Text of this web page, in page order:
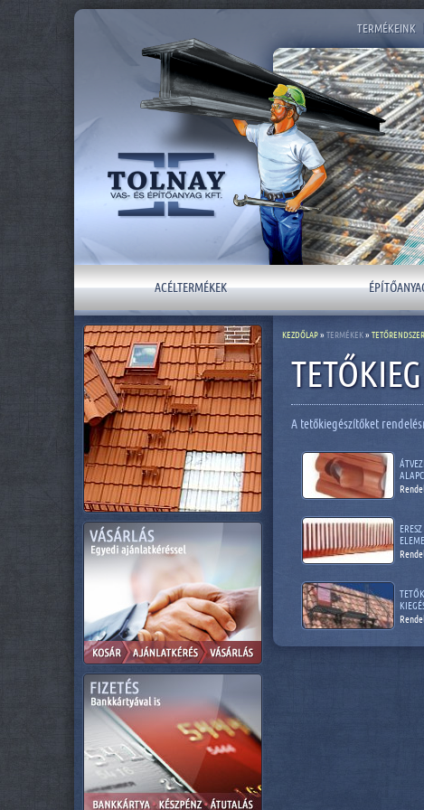
TERMÉKEINK
ACÉLTERMÉKEK
A tetőkiegészítőket
KEZDŐLAP» TERMÉKEK» TETŐRENDSZER